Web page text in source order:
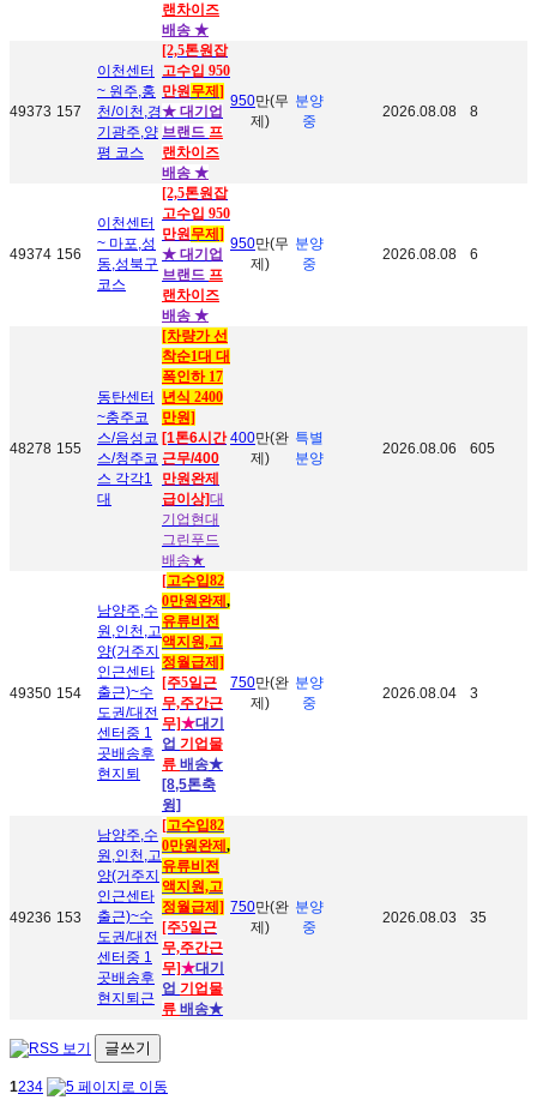
랜차이즈
배송 ★
49373 157
이천센터
~ 원주,홍
천/이천,경
기광주,양
평 코스
[2,5톤원잡
고수입 950
만원무제 ]
★ 대기업
브랜드 프
랜차이즈
배송 ★
950만(무
제)
분양
중
2026.08.08 8
49374 156
이천센터
~ 마포,성
동,성북구
코스
[2,5톤원잡
고수입 950
만원무제 ]
★ 대기업
브랜드 프
랜차이즈
배송 ★
950만(무
제)
분양
중
2026.08.08 6
48278 155
동탄센터
~충주코
스/음성코
스/청주코
스 각각1
대
[차량가 선
착순1대 대
폭인하 17
년식 2400
만원]
[1톤6시간
근무/400
만원완제
급이상]대
기업현대
그린푸드
배송★
400만(완
제)
특별
분양
2026.08.06 605
49350 154
남양주,수
원,인천,고
양(거주지
인근센타
출근)~수
도권/대전
센터중 1
곳배송후
현지퇴
[고수입82
0만원완제 ,
유류비전
액지원,고
정월급제]
[주5일근
무,주간근
무]★대기
업 기업물
류 배송★
[8,5톤축
윙]
750만(완
제)
분양
중
2026.08.04 3
49236 153
남양주,수
원,인천,고
양(거주지
인근센타
출근)~수
도권/대전
센터중 1
곳배송후
현지퇴근
[고수입82
0만원완제 ,
유류비전
액지원,고
정월급제]
[주5일근
무,주간근
무]★대기
업 기업물
류 배송★
750만(완
제)
분양
중
2026.08.03 35
글쓰기
1234